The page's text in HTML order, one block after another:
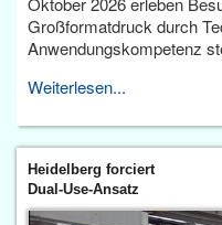
Großformatdruck durch
Anwendungskompetenz
Weiterlesen...
Heidelberg forciert
Dual-Use-Ansatz